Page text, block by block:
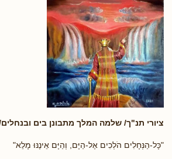
ציורי תנ"ך/ שלמה המלך מתבונן בים
"כָּל-הַנְּחָלִים הֹלְכִים אֶל-הַיָּם, וְהַיָּם אֵינֶנּוּ מָלֵא"